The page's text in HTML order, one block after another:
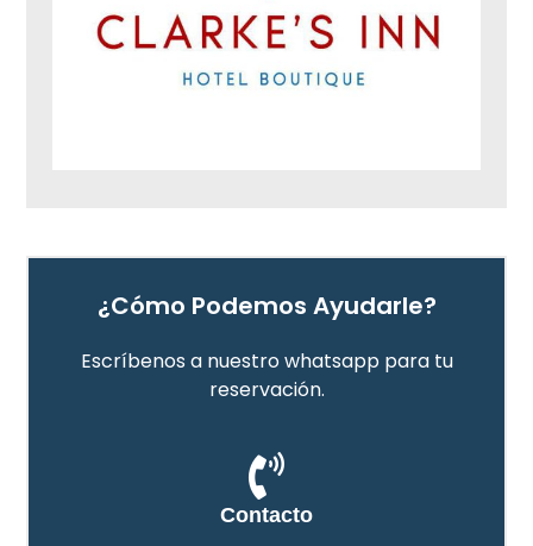
¿Cómo Podemos Ayudarle?
Escríbenos a nuestro whatsapp para tu
reservación.
Contacto